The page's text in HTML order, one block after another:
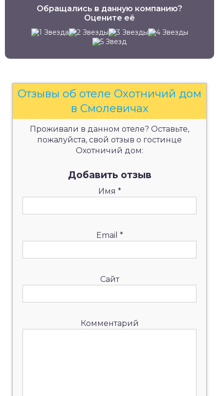
Обращались в данную компанию?
Оцените её
Отзывы об отеле Охотничий дом
в Смолевичах
Проживали в данном отеле? Оставьте,
пожалуйста, свой отзыв о гостинце
Охотничий дом:
Добавить отзыв
Имя *
Email *
Сайт
Комментарий